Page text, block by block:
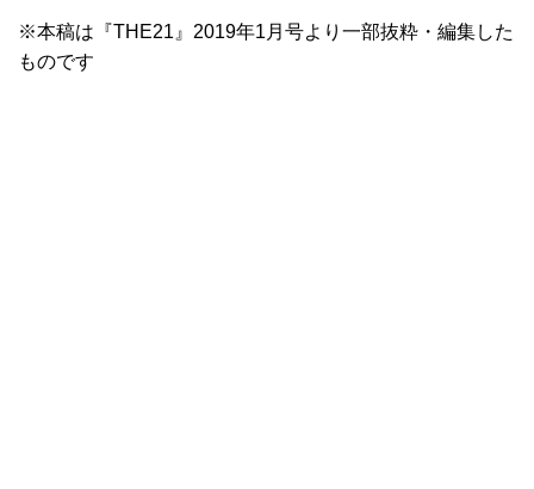
※本稿は『THE21』2019年1月号より一部抜粋・編集した
ものです